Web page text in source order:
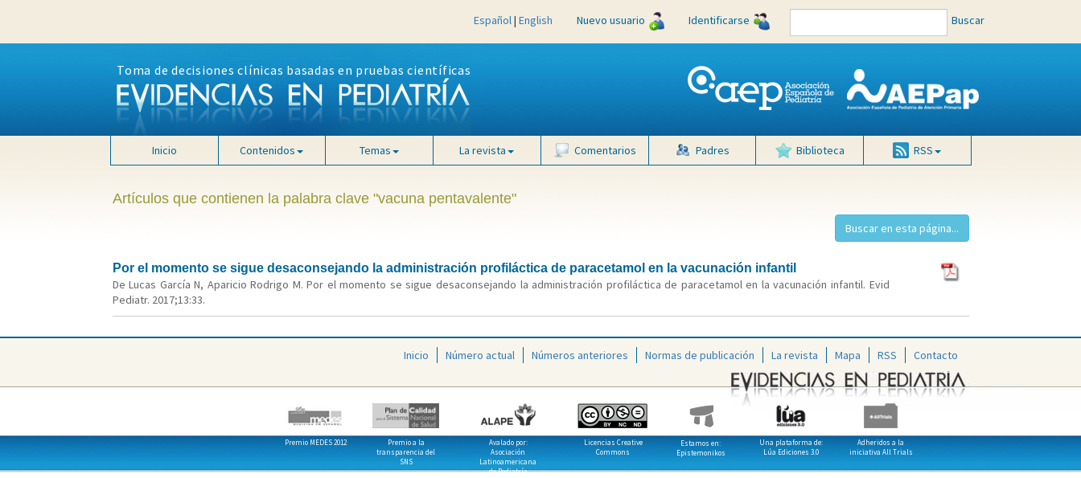
Español| English Nuevo usuario Identificarse Buscar
Toma de decisiones clínicas basadas en pruebas científicas
Inicio Contenidos Temas La revista Comentarios Padres Biblioteca RSS
Artículos que contienen la palabra clave "vacuna pentavalente"
Por el momento se sigue desaconsejando la administración profiláctica de paracetamol en la vacunación infantil
De Lucas García N, Aparicio Rodrigo M. Por el momento se sigue desaconsejando la administración profiláctica de paracetamol en la vacunación infantil. Evid
Pediatr. 2017;13:33.
Inicio Número actual Números anteriores Normas de publicación La revista Mapa RSS Contacto
Premio MEDES 2012
Premio a la
transparencia del
SNS
Avalado por:
Asociación
Latinoamericana
de Pediatría
Licencias Creative
Commons
Estamos en:
Epistemonikos
Una plataforma de:
Lúa Ediciones 3.0
Adheridos a la
iniciativa All Trials